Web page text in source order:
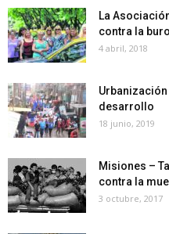
La
contra la
4 abril, 2018
Urbanización
desarrollo
18 junio, 2019
Misiones –
contra la
3 octubre, 2017